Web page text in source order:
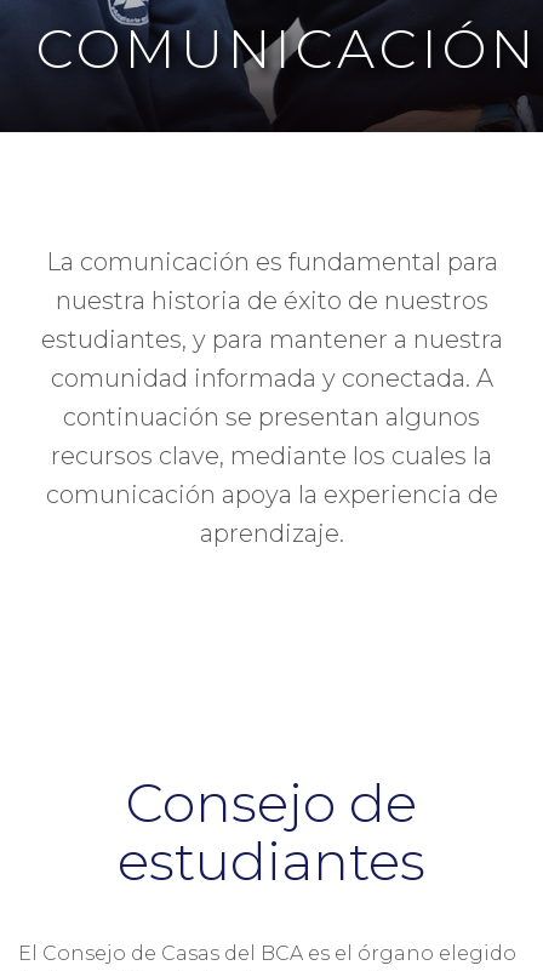
COMUNICACIÓN
La comunicación es fundamental para
nuestra historia de éxito de nuestros
estudiantes, y para mantener a nuestra
comunidad informada y conectada. A
continuación se presentan algunos
recursos clave, mediante los cuales la
comunicación apoya la experiencia de
aprendizaje.
Consejo de
estudiantes
El Consejo de Casas del BCA es el órgano elegido